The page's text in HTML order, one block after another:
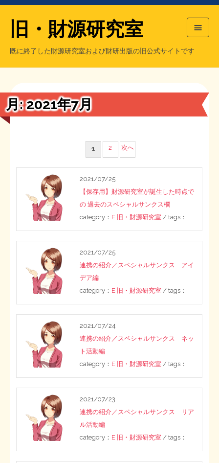
シン財源はあなたです／合同誌／旧・サブカル分室
日本経済を解説するヤンキー／MIHANAマンガ／旧・財研出版
もっと知りたい方へ
マネクリ戦士 RED & BLACK
MMTの学習資料
たかの経世済民イラスト集
旧・財源研究室
既に終了した財源研究室および財研出版の旧公式サイトです
月:2021年7月
稿
ー
ジ
送
1 2 次へ
2021/07/25
【保存用】財源研究室が誕生した時点で
の 過去のスペシャルサンクス欄
category： E 旧・財源研究室 / tags：
2021/07/25
連携の紹介／スペシャルサンクス アイ
デア編
category： E 旧・財源研究室 / tags：
2021/07/24
連携の紹介／スペシャルサンクス ネッ
ト活動編
category： E 旧・財源研究室 / tags：
2021/07/23
連携の紹介／スペシャルサンクス リア
ル活動編
category： E 旧・財源研究室 / tags：